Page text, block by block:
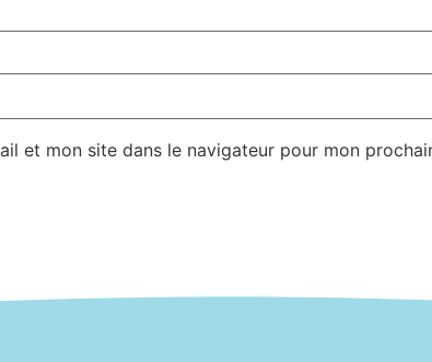
et mon site dans le navigateur pour mon